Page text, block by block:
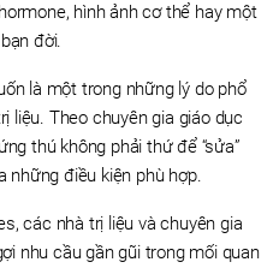
hình ảnh cơ thể hay một
đời.
là một trong những lý do phổ
liệu. Theo chuyên gia giáo dục
thú không phải thứ để “sửa”
những điều kiện phù hợp.
các nhà trị liệu và chuyên gia
nhu cầu gần gũi trong mối quan